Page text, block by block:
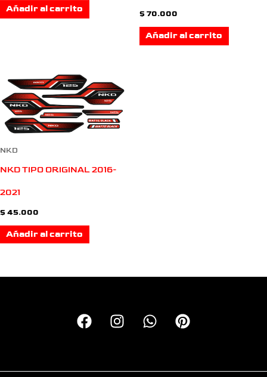
Añadir al carrito
$ 70.000
Añadir al carrito
NKD
NKD TIPO ORIGINAL 2016-
2021
$ 45.000
Añadir al carrito